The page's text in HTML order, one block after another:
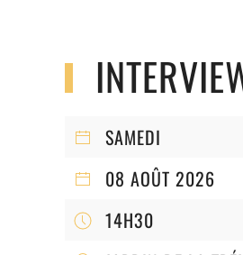
SAMEDI
08 AOÛT 2026
14H30